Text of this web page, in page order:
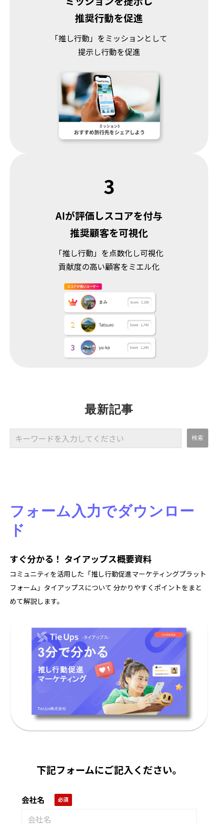
推奨行動を促進
「推し行動」をミッションとして
提示し行動を促進
3
AIが評価しスコアを付与
推奨顧客を可視化
「推し行動」を点数化し可視化
貢献度の高い顧客をミエル化
最新記事
フォーム入力でダウンロー
ド
すぐ分かる！ タイアップス概要資料
コミュニティを活用した「推し行動促進マーケティングプラット
フォーム」タイアップスについて 分かりやすくポイントをまと
めて解説します。
下記フォームにご記入ください。
会社名